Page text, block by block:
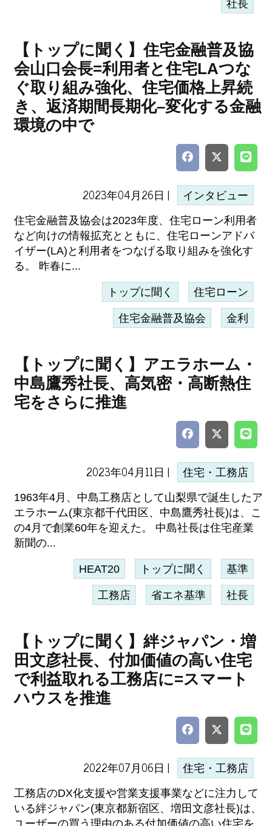
社長
【トップに聞く】住宅金融普及協
会山口会長=利用者と住宅LAつな
ぐ取り組み強化、住宅価格上昇続
き、返済期間長期化–変化する金融
環境の中で
2023年04月26日 | インタビュー
住宅金融普及協会は2023年度、住宅ローン利用者
など向けの情報拡充とともに、住宅ローンアドバ
イザー(LA)と利用者をつなげる取り組みを強化す
る。 昨春に...
トップに聞く 住宅ローン
住宅金融普及協会 金利
【トップに聞く】アエラホーム・
中島鷹秀社長、高気密・高断熱住
宅をさらに推進
2023年04月11日 | 住宅・工務店
1963年4月、中島工務店として山梨県で誕生したア
エラホーム(東京都千代田区、中島鷹秀社長)は、こ
の4月で創業60年を迎えた。 中島社長は住宅産業
新聞の...
HEAT20 トップに聞く 基準
工務店 省エネ基準 社長
【トップに聞く】絆ジャパン・増
田文彦社長、付加価値の高い住宅
で利益取れる工務店に=スマート
ハウスを推進
2022年07月06日 | 住宅・工務店
工務店のDX化支援や営業支援事業などに注力して
いる絆ジャパン(東京都新宿区、増田文彦社長)は、
ユーザーの買う理由のある付加価値の高い住宅を